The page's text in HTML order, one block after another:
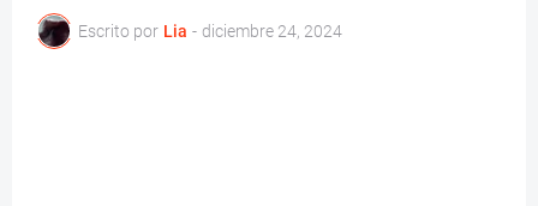
Escrito por Lia - diciembre 24, 2024